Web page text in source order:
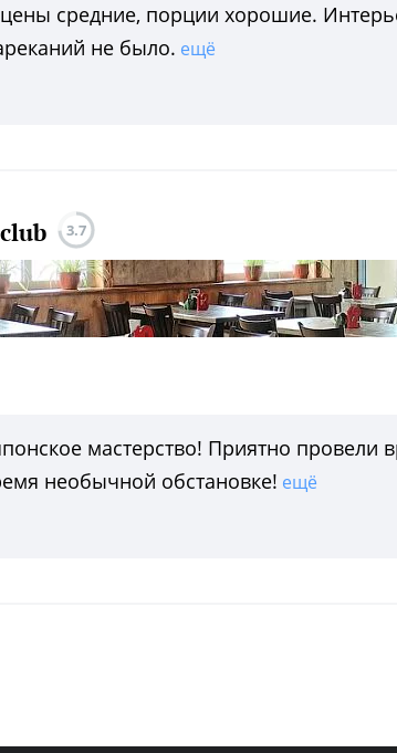
средние, порции хорошие.
не было. ещё
3.7
мастерство! Приятно провели
необычной обстановке! ещё